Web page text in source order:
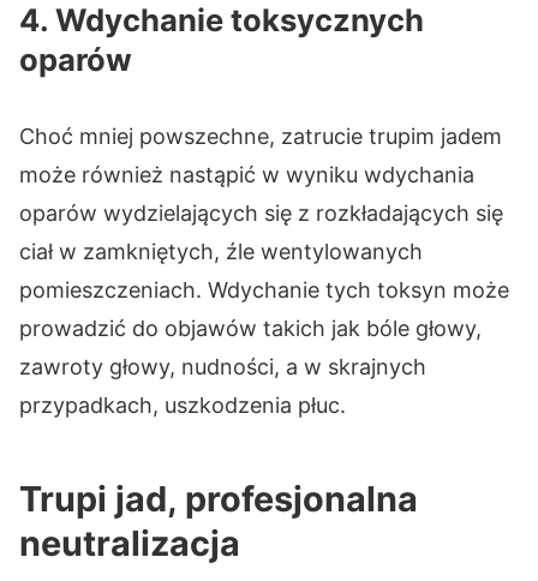
4. Wdychanie toksycznych
oparów
Choć mniej powszechne, zatrucie trupim jadem
może również nastąpić w wyniku wdychania
oparów wydzielających się z rozkładających się
ciał w zamkniętych, źle wentylowanych
pomieszczeniach. Wdychanie tych toksyn może
prowadzić do objawów takich jak bóle głowy,
zawroty głowy, nudności, a w skrajnych
przypadkach, uszkodzenia płuc.
Trupi jad, profesjonalna
neutralizacja